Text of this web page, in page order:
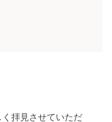
拝見させていただ